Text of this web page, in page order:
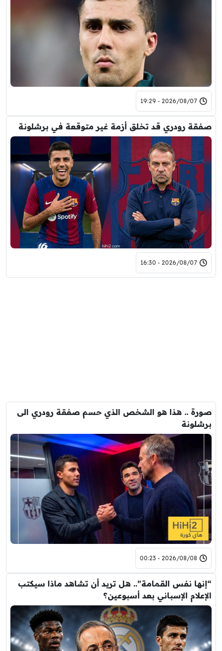
2026/08/07 - 19:29
صفقة رودري قد تخلق أزمة غير متوقعة في برشلونة
2026/08/07 - 16:30
صورة .. هذا هو الشخص الذي حسم صفقة رودري الى
برشلونة
2026/08/08 - 00:23
“إنها نفس القمامة”.. هل تريد أن تشاهد ماذا سيكتب
الإعلام الإسباني بعد أسبوعين؟